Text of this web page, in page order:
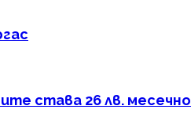
става 26 лв. месечно